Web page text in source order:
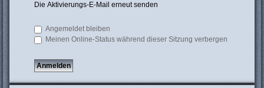
Die Aktivierungs-E-Mail erneut senden
Angemeldet bleiben
Meinen Online-Status während dieser Sitzung verbergen